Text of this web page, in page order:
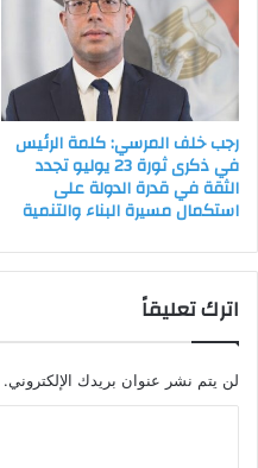
رجب خلف المرسي: كلمة الرئيس
في ذكرى ثورة 23 يوليو تجدد
الثقة في قدرة الدولة على
استكمال مسيرة البناء والتنمية
اترك تعليقاً
لن يتم نشر عنوان بريدك الإلكتروني.